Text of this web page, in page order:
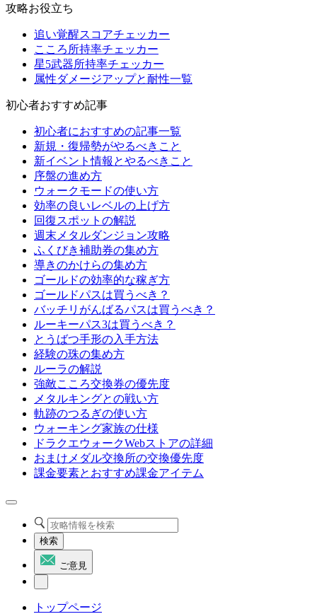
攻略お役立ち
追い覚醒スコアチェッカー
こころ所持率チェッカー
星5武器所持率チェッカー
属性ダメージアップと耐性一覧
初心者おすすめ記事
初心者におすすめの記事一覧
新規・復帰勢がやるべきこと
新イベント情報とやるべきこと
序盤の進め方
ウォークモードの使い方
効率の良いレベルの上げ方
回復スポットの解説
週末メタルダンジョン攻略
ふくびき補助券の集め方
導きのかけらの集め方
ゴールドの効率的な稼ぎ方
ゴールドパスは買うべき？
バッチリがんばるパスは買うべき？
ルーキーパス3は買うべき？
とうばつ手形の入手方法
経験の珠の集め方
ルーラの解説
強敵こころ交換券の優先度
メタルキングとの戦い方
軌跡のつるぎの使い方
ウォーキング家族の仕様
ドラクエウォークWebストアの詳細
おまけメダル交換所の交換優先度
課金要素とおすすめ課金アイテム
検索
ご意見
トップページ